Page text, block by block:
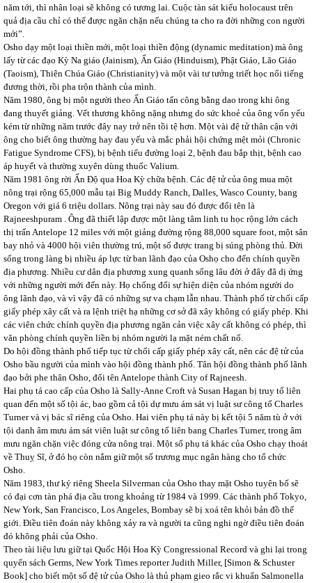
năm tới, thì nhân loại sẽ không có tương lai. Cuộc tàn sát kiểu holocaust trên
quả địa cầu chỉ có thể được ngăn chặn nếu chúng ta cho ra đời những con người
mới”.
Osho dạy một loại thiền mới, một loại thiền động (dynamic meditation) mà ông
lấy từ các đạo Kỳ Na giáo (Jainism), Ấn Giáo (Hinduism), Phật Giáo, Lão Giáo
(Taoism), Thiên Chúa Giáo (Christianity) và một vài tư tưởng triết học nổi tiếng
đương thời, rồi pha trộn thành của mình.
Năm 1980, ông bị một người theo Ấn Giáo tấn công bằng dao trong khi ông
đang thuyết giảng. Vết thương không nặng nhưng do sức khoẻ của ông vốn yếu
kém từ những năm trước đây nay trở nên tồi tệ hơn. Một vài đệ tử thân cận với
ông cho biết ông thường hay đau yếu và mắc phải hội chứng mệt mỏi (Chronic
Fatigue Syndrome CFS), bị bệnh tiểu đường loại 2, bệnh đau bắp thịt, bệnh cao
áp huyết và thường xuyên dùng thuốc Valium.
Năm 1981 ông rời Ấn Độ qua Hoa Kỳ chữa bệnh. Các đệ tử của ông mua một
nông trại rộng 65,000 mẫu tại Big Muddy Ranch, Dalles, Wasco County, bang
Oregon với giá 6 triệu dollars. Nông trại này sau đó được đổi tên là
Rajneeshpuram . Ông đã thiết lập được một làng tâm linh tu học rộng lớn cách
thị trấn Antelope 12 miles với một giảng đường rộng 88,000 square foot, một sân
bay nhỏ và 4000 hội viên thường trú, một số được trang bị súng phòng thủ. Đời
sống trong làng bị nhiều áp lực từ ban lãnh đạo của Oshọ cho đến chính quyền
địa phương. Nhiều cư dân địa phương xung quanh sống lâu đời ở đây đã dị ứng
với những người mới đến này. Họ chống đối sự hiện diện của nhóm người do
ông lãnh đạo, và vì vậy đã có những sự va chạm lẫn nhau. Thành phố từ chối cấp
giấy phép xây cất và ra lệnh triệt hạ những cơ sở đã xây không có giấy phép. Khi
các viên chức chính quyền địa phương ngăn cản việc xây cất không có phép, thì
văn phòng chính quyền liền bị nhóm người lạ mặt ném chất nổ.
Do hội đồng thành phố tiếp tục từ chối cấp giấy phép xây cất, nên các đệ tử của
Osho bầu người của mình vào hội đồng thành phố. Tân hội đồng thành phố lãnh
đạo bởi phe thân Osho, đổi tên Antelope thành City of Rajneesh.
Hai phụ tá cao cấp của Osho là Sally-Anne Croft và Susan Hagan bị truy tố liên
quan đến một số tội ác, bao gồm cả tội dự mưu ám sát vị luật sư công tố Charles
Turner và vị bác sĩ riêng của Osho. Hai viên phụ tá này bị kết tội 5 năm tù ở với
tội danh âm mưu ám sát viên luật sư công tố liên bang Charles Turner, trong âm
mưu ngăn chặn việc đóng cửa nông trại. Một số phụ tá khác của Osho chạy thoát
về Thuỵ Sĩ, ở đó họ còn nắm giữ một số trương mục ngân hàng cho tổ chức
Osho.
Năm 1983, thư ký riêng Sheela Silverman của Osho thay mặt Osho tuyên bố sẽ
có đại cơn tàn phá địa cầu trong khoảng từ 1984 và 1999. Các thành phố Tokyo,
New York, San Francisco, Los Angeles, Bombay sẽ bị xoá tên khỏi bản đồ thế
giới. Điều tiên đoán này không xảy ra và người ta cũng nghi ngờ điều tiên đoán
đó không phải của Osho.
Theo tài liệu lưu giữ tại Quốc Hội Hoa Kỳ Congressional Record và ghi lại trong
quyển sách Germs, New York Times reporter Judith Miller, [Simon & Schuster
Book] cho biết một số đệ tử của Osho là thủ phạm gieo rắc vi khuẩn Salmonella